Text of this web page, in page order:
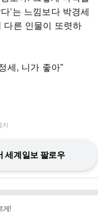
’는 느낌보다 박경세
다른 인물이 또렷하
세, 니가 좋아”
지
세계일보 팔로우
게!